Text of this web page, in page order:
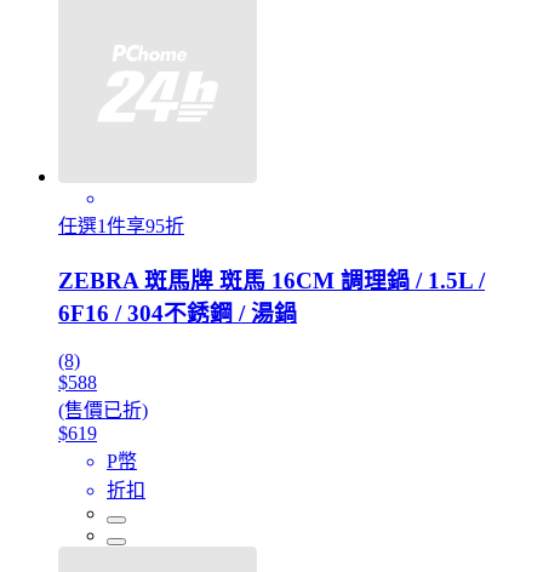
任選1件享95折
ZEBRA 斑馬牌 斑馬 16CM 調理鍋 / 1.5L /
6F16 / 304不銹鋼 / 湯鍋
(8)
$588
(售價已折)
$619
P幣
折扣